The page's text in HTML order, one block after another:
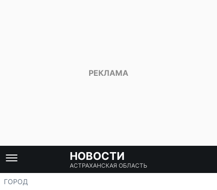
НОВОСТИ
АСТРАХАНСКАЯ ОБЛАСТЬ
ГОРОД